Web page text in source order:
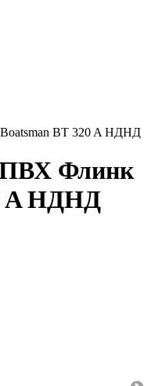
BT 320 A НДНД
ПВХ Флинк
A НДНД